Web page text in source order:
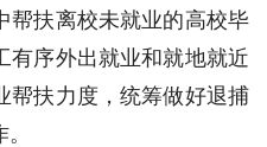
帮扶离校未就业的高校毕
有序外出就业和就地就近
帮扶力度，统筹做好退捕